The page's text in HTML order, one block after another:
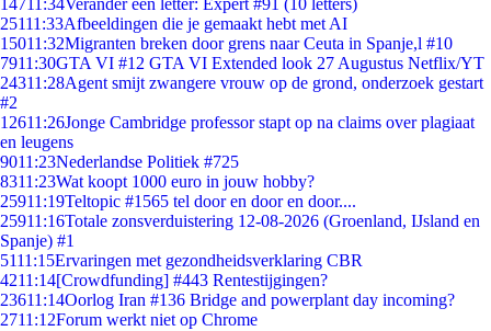
14711:34Verander één letter: Expert #91 (10 letters)
25111:33Afbeeldingen die je gemaakt hebt met AI
15011:32Migranten breken door grens naar Ceuta in Spanje,l #10
7911:30GTA VI #12 GTA VI Extended look 27 Augustus Netflix/YT
24311:28Agent smijt zwangere vrouw op de grond, onderzoek gestart
#2
12611:26Jonge Cambridge professor stapt op na claims over plagiaat
en leugens
9011:23Nederlandse Politiek #725
8311:23Wat koopt 1000 euro in jouw hobby?
25911:19Teltopic #1565 tel door en door en door....
25911:16Totale zonsverduistering 12-08-2026 (Groenland, IJsland en
Spanje) #1
5111:15Ervaringen met gezondheidsverklaring CBR
4211:14[Crowdfunding] #443 Rentestijgingen?
23611:14Oorlog Iran #136 Bridge and powerplant day incoming?
2711:12Forum werkt niet op Chrome